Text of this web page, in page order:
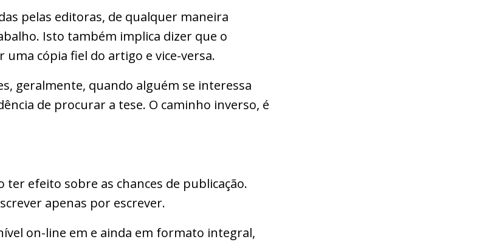
pelas editoras, de qualquer maneira
Isto também implica dizer que o
cópia fiel do artigo e vice-versa.
geralmente, quando alguém se interessa
de procurar a tese. O caminho inverso, é
efeito sobre as chances de publicação.
apenas por escrever.
on-line em e ainda em formato integral,